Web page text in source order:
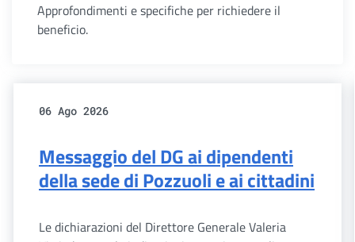
Approfondimenti e specifiche per richiedere il
beneficio.
06 Ago 2026
Messaggio del DG ai dipendenti
della sede di Pozzuoli e ai cittadini
Le dichiarazioni del Direttore Generale Valeria